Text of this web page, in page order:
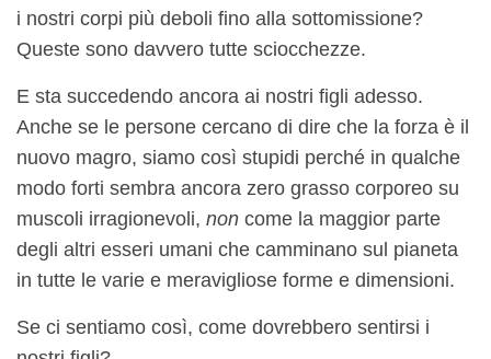
i nostri corpi più deboli fino alla sottomissione?
Queste sono davvero tutte sciocchezze.
E sta succedendo ancora ai nostri figli adesso.
Anche se le persone cercano di dire che la forza è il
nuovo magro, siamo così stupidi perché in qualche
modo forti sembra ancora zero grasso corporeo su
muscoli irragionevoli, non come la maggior parte
degli altri esseri umani che camminano sul pianeta
in tutte le varie e meravigliose forme e dimensioni.
Se ci sentiamo così, come dovrebbero sentirsi i